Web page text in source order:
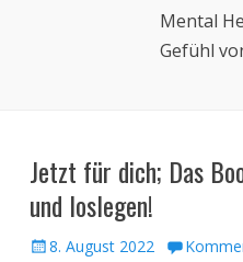
Mental
Gefühl
Jetzt für dich; Das
und loslegen!
Veröffentlicht
8. August 2022